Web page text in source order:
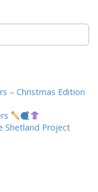
– Christmas Edition
Shetland Project